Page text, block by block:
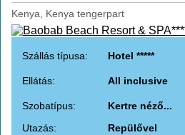
Kenya, Kenya tengerpart
Szállás típusa: Hotel *****
Ellátás: All inclusive
Szobatípus:
Kertre néző...
Utazás:
Repülővel